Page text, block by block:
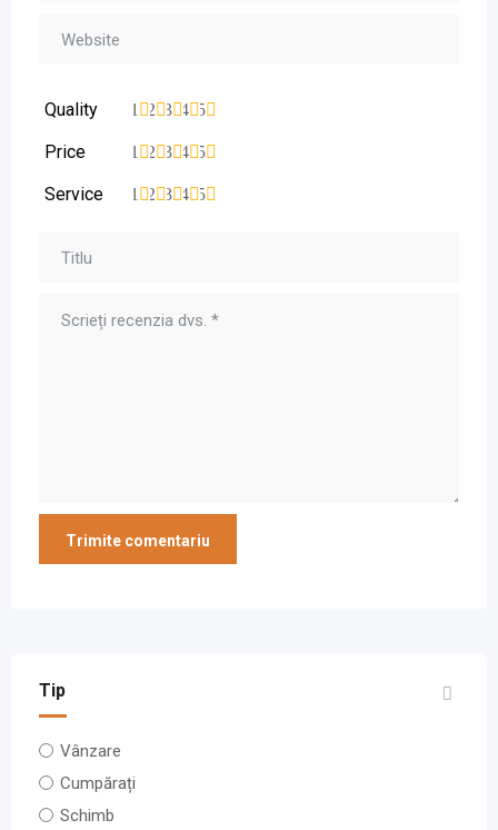
Quality 5
4
3
2
1
Price 5
4
3
2
1
Service 5
4
3
2
1
Tip
Vânzare
Cumpărați
Schimb